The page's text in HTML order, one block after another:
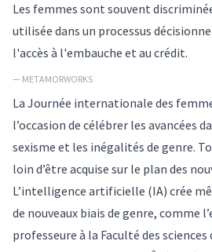
Les femmes sont souvent
utilisée dans un processus
l'accès à l'embauche et au crédit.
— METAMORWORKS
La Journée internationale des
l’occasion de célébrer les avancées
sexisme et les inégalités de genre.
loin d’être acquise sur le plan des
L’intelligence artificielle (IA) crée
de nouveaux biais de genre, comme
professeure à la Faculté des